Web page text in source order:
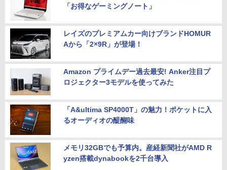
「お得なゲーミングノート」
レイズのプレミアムカー向けブランドHOMUR
Aから「2×9R」が登場！
Amazon プライムデー過去最安! Anker注目プ
ロジェクター3モデルを使ってみた
「A&ultima SP4000T」の魅力！ポケットに入
るオーディオの醍醐味
メモリ32GBでも予算内。産経新聞社がAMD R
yzen搭載dynabookを2千台導入